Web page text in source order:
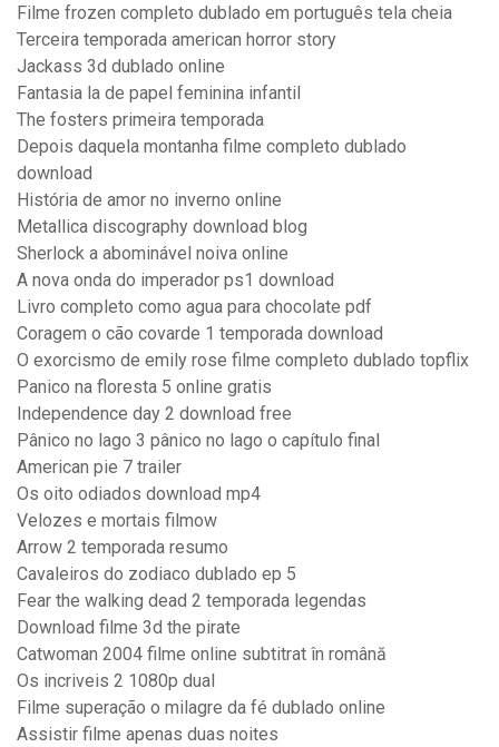
Filme frozen completo dublado em português tela cheia
Terceira temporada american horror story
Jackass 3d dublado online
Fantasia la de papel feminina infantil
The fosters primeira temporada
Depois daquela montanha filme completo dublado
download
História de amor no inverno online
Metallica discography download blog
Sherlock a abominável noiva online
A nova onda do imperador ps1 download
Livro completo como agua para chocolate pdf
Coragem o cão covarde 1 temporada download
O exorcismo de emily rose filme completo dublado topflix
Panico na floresta 5 online gratis
Independence day 2 download free
Pânico no lago 3 pânico no lago o capítulo final
American pie 7 trailer
Os oito odiados download mp4
Velozes e mortais filmow
Arrow 2 temporada resumo
Cavaleiros do zodiaco dublado ep 5
Fear the walking dead 2 temporada legendas
Download filme 3d the pirate
Catwoman 2004 filme online subtitrat în română
Os incriveis 2 1080p dual
Filme superação o milagre da fé dublado online
Assistir filme apenas duas noites